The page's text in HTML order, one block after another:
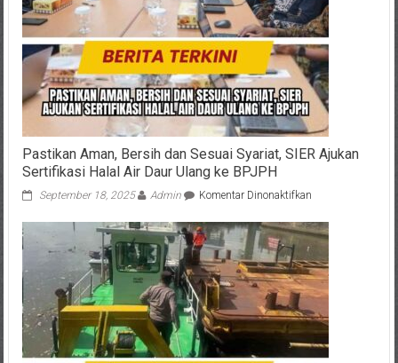
Hari
Legiun
Veteran
RI
Pastikan Aman, Bersih dan Sesuai Syariat, SIER Ajukan
Sertifikasi Halal Air Daur Ulang ke BPJPH
September 18, 2025 Admin Komentar Dinonaktifkanpada
Aman,
Bersih
dan
Sesuai
Syariat,
Ajukan
Sertifikasi